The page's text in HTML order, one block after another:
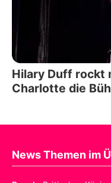
Hilary Duff rockt
Charlotte die
News Themen im